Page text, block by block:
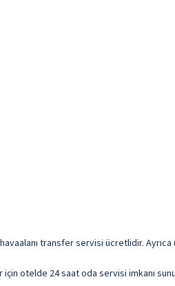
transfer servisi ücretlidir.
otelde 24 saat oda servisi imkanı